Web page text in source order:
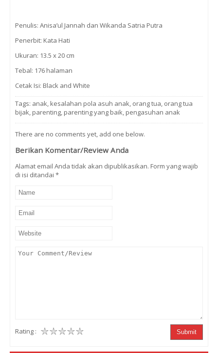
Penulis: Anisa’ul Jannah dan Wikanda Satria Putra
Penerbit: Kata Hati
Ukuran: 13.5 x 20 cm
Tebal: 176 halaman
Cetak Isi: Black and White
Tags: anak, kesalahan pola asuh anak, orang tua, orang tua
bijak, parenting, parenting yang baik, pengasuhan anak
There are no comments yet, add one below.
Berikan Komentar/Review Anda
Alamat email Anda tidak akan dipublikasikan. Form yang wajib
di isi ditandai *
Rating : Submit